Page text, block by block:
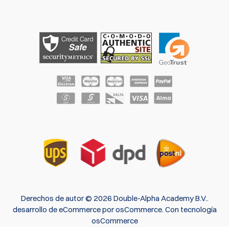
Derechos de autor © 2026 Double-Alpha Academy B.V..
desarrollo de eCommerceporosCommerce. Con tecnología
osCommerce